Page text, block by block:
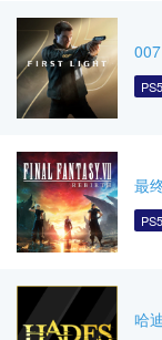
PS5
最
PS5
哈